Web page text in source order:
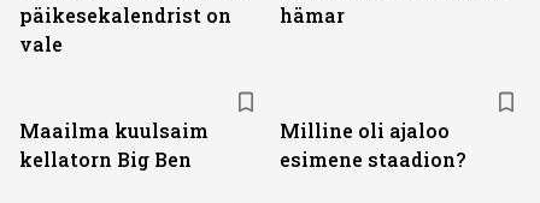
päikesekalendrist on
vale
hämar
Maailma kuulsaim
kellatorn Big Ben
Milline oli ajaloo
esimene staadion?